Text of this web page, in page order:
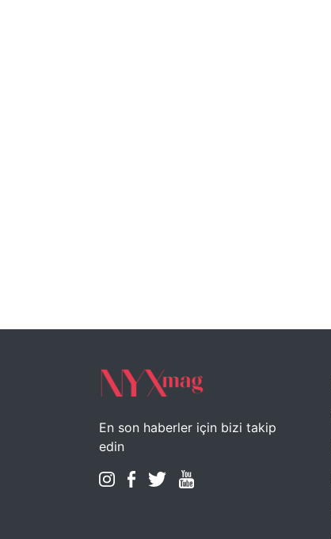
En son haberler için bizi takip
edin